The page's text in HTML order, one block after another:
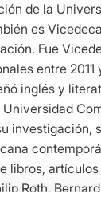
de la
es
Fue
entre 2011
inglés y
investigación,
libros,
Roth,
Rebecca